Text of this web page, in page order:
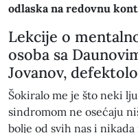
odlaska na redovnu
Lekcije o
osoba sa
Jovanov,
Šokiralo me je što neki
sindromom ne osećaju
bolje od svih nas i